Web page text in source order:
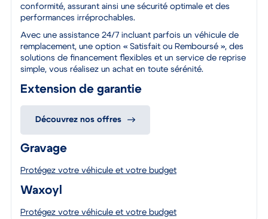
conformité, assurant ainsi une sécurité optimale et des
performances irréprochables.
Avec une assistance 24/7 incluant parfois un véhicule de
remplacement, une option « Satisfait ou Remboursé », des
solutions de financement flexibles et un service de reprise
simple, vous réalisez un achat en toute sérénité.
Extension de garantie
Découvrez nos offres
Gravage
Protégez votre véhicule et votre budget
Waxoyl
Protégez votre véhicule et votre budget